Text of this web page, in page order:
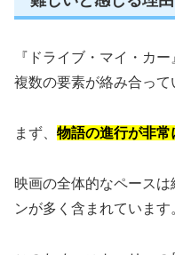
『ドライブ・マイ・カ
複数の要素が絡み合って
まず、 物語の進行が非
映画の全体的なペース
ンが多く含まれています